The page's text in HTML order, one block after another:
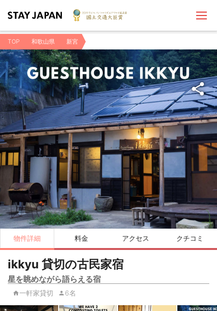
TOP 和歌山県 新宮
物件詳細 料金 アクセス クチコミ
ikkyu 貸切の古民家宿
星を眺めながら語らえる宿
一軒家貸切 6名